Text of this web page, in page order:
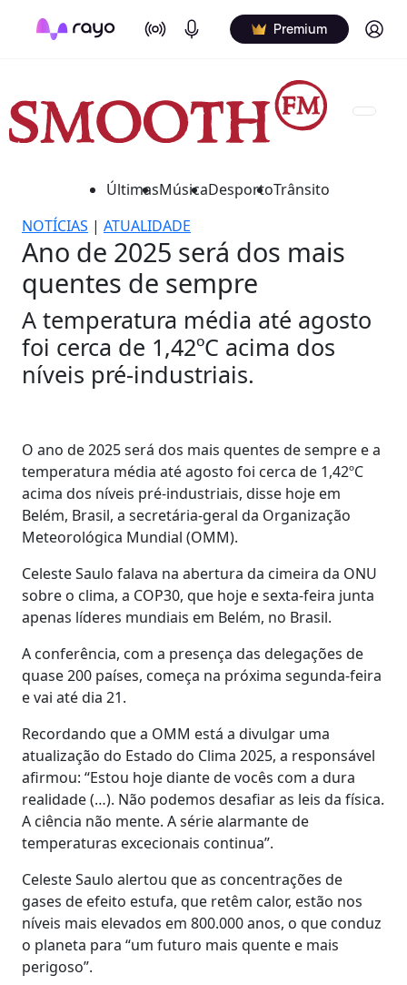
On Air Podcasts Premium Log in
ÚltimasMúsicaDesportoTrânsito
NOTÍCIAS | ATUALIDADE
Ano de 2025 será dos mais
quentes de sempre
A temperatura média até agosto
foi cerca de 1,42ºC acima dos
níveis pré-industriais.
O ano de 2025 será dos mais quentes de sempre e a
temperatura média até agosto foi cerca de 1,42ºC
acima dos níveis pré-industriais, disse hoje em
Belém, Brasil, a secretária-geral da Organização
Meteorológica Mundial (OMM).
Celeste Saulo falava na abertura da cimeira da ONU
sobre o clima, a COP30, que hoje e sexta-feira junta
apenas líderes mundiais em Belém, no Brasil.
A conferência, com a presença das delegações de
quase 200 países, começa na próxima segunda-feira
e vai até dia 21.
Recordando que a OMM está a divulgar uma
atualização do Estado do Clima 2025, a responsável
afirmou: “Estou hoje diante de vocês com a dura
realidade (…). Não podemos desafiar as leis da física.
A ciência não mente. A série alarmante de
temperaturas excecionais continua”.
Celeste Saulo alertou que as concentrações de
gases de efeito estufa, que retêm calor, estão nos
níveis mais elevados em 800.000 anos, o que conduz
o planeta para “um futuro mais quente e mais
perigoso”.